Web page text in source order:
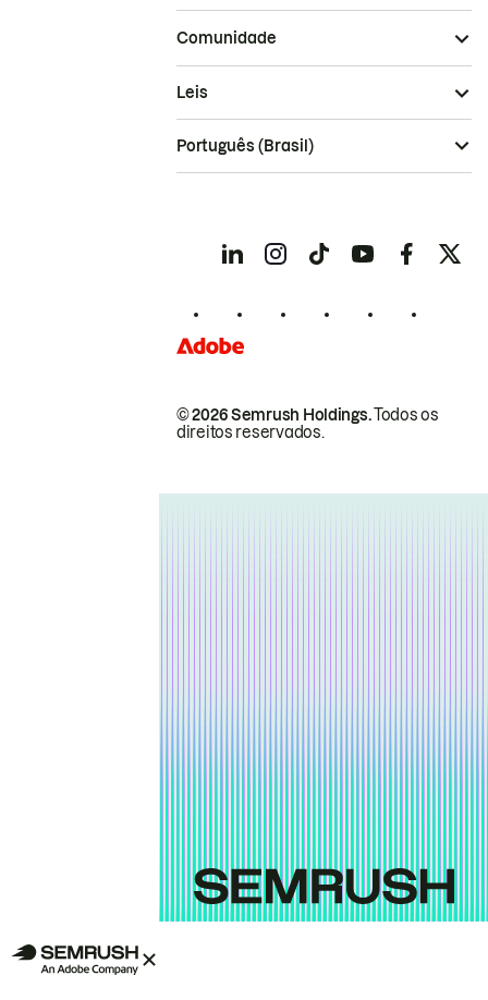
Comunidade
© 2026 Semrush Holdings.Todos os
direitos reservados.
Leis
Português (Brasil)